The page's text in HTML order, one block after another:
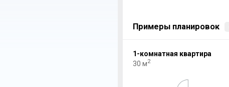
Примеры планировок
1-комнатная квартира
30 м2